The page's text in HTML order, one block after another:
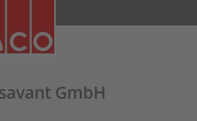
GmbH